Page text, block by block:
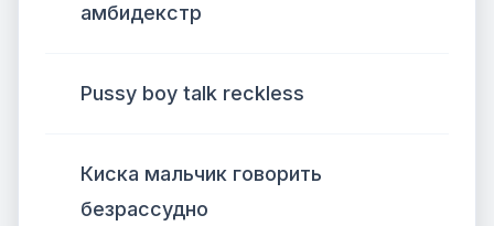
амбидекстр
Pussy boy talk reckless
Киска мальчик говорить
безрассудно